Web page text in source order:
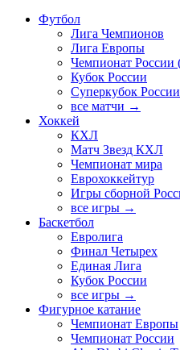
Футбол
Лига Чемпионов
Лига Европы
Чемпионат
Кубок России
Суперкубок России
все матчи →
Хоккей
КХЛ
Матч Звезд КХЛ
Чемпионат мира
Еврохоккейтур
Игры сборной
все игры →
Баскетбол
Евролига
Финал Четырех
Единая Лига
Кубок России
все игры →
Фигурное катание
Чемпионат Европы
Чемпионат России